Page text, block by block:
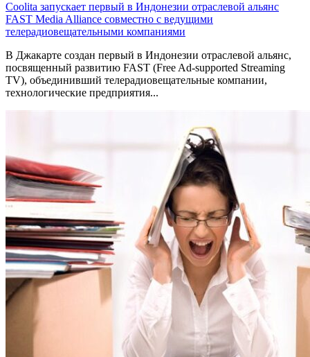
Coolita запускает первый в Индонезии отраслевой альянс
FAST Media Alliance совместно с ведущими
телерадиовещательными компаниями
В Джакарте создан первый в Индонезии отраслевой альянс,
посвященный развитию FAST (Free Ad-supported Streaming
TV), объединивший телерадиовещательные компании,
технологические предприятия...